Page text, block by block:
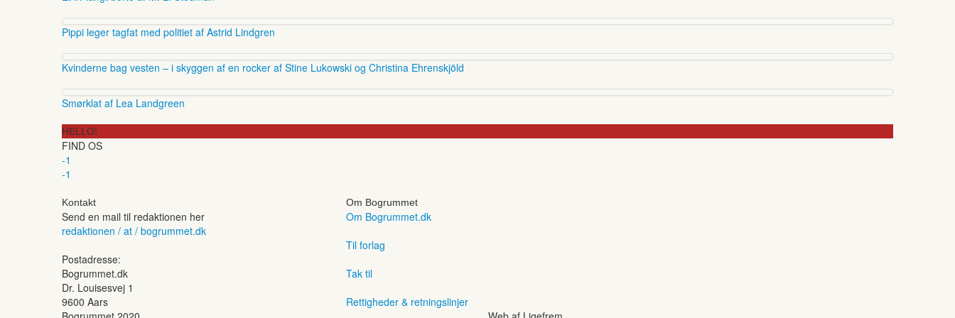
Pippi leger tagfat med politiet af Astrid Lindgren
Kvinderne bag vesten – i skyggen af en rocker af Stine Lukowski og Christina Ehrenskjöld
Smørklat af Lea Landgreen
HELLO!
FIND OS
-1
-1
Kontakt
Send en mail til redaktionen her
redaktionen / at / bogrummet.dk
Postadresse:
Bogrummet.dk
Dr. Louisesvej 1
9600 Aars
Om Bogrummet
Om Bogrummet.dk
Til forlag
Tak til
Rettigheder & retningslinjer